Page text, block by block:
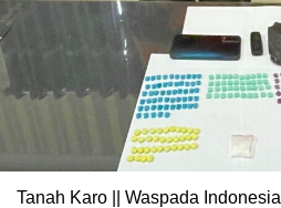
Tanah Karo || Waspada Indonesia